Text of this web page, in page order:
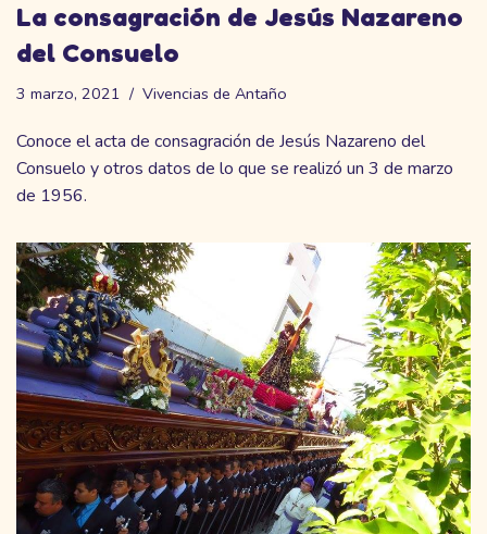
La consagración de Jesús Nazareno
del Consuelo
3 marzo, 2021 Vivencias de Antaño
Conoce el acta de consagración de Jesús Nazareno del
Consuelo y otros datos de lo que se realizó un 3 de marzo
de 1956.